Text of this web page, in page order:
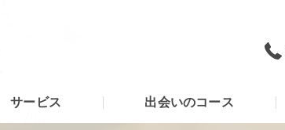
サービス 出会いのコース